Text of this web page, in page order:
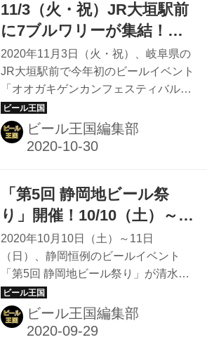
議会（田村源太郎会長）、日本ビアジ
ャーナリスト協会（藤原ヒロユキ代
動していた3団体が一致団結して醸造
技術の品質向上や酒税減税、市場拡大
とクラフトビール文化の発展・広報活
動に取り組むほか、3年後の2025年を
「日本のクラフトビール誕生30周年」
と位置付け、日本初の大規模なイベン
11/3（火・祝）JR大垣駅前
に7ブルワリーが集結！今
年初の「オオガキゲンカン
フェスティバル2020 ザ★
ビール」開催
2020年11月3日（火・祝）、岐阜県の
JR大垣駅前で今年初のビールイベント
「オオガキゲンカンフェスティバル
2020 ザ★ビール」の開催が決定し
た。 岐阜県南西部に位置する大垣市
は、日本列島の「ど真ん中」として知
「水都」と呼ばれている。その大垣市
の玄関口、JR大垣駅南口からすぐのオ
地方のブルワリー7社と岐阜を代表す
るグルメが楽しめる「オオガキゲンカ
ンフェスティバル2020 ザ★ビール」
が開催される。 岐阜ビール祭り 2020
年11月3日。文化の日。 11:00～18:00
大垣駅南口 大...
ビール王国編集部
「第5回 静岡地ビール祭
り」開催！10/10（土）～
11（日）は駿河湾を眺める
清水港で静岡と全国のビー
ル＆グルメを堪能しよう
2020年10月10日（土）～11日
（日）、静岡恒例のビールイベント
「第5回 静岡地ビール祭り」が清水港
で開催される。 会場は静岡市清水区に
ある複合商業施設「エスパルスドリー
ムプラザ」 晴れた日には、駿河湾越し
ビール王国編集部